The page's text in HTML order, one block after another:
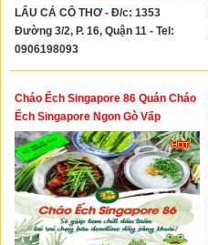
LẨU CÁ CÔ THƠ - Đ/c: 1353
Đường 3/2, P. 16, Quận 11 - Tel:
0906198093
Cháo Ếch Singapore 86 Quán Cháo
Ếch Singapore Ngon Gò Vấp